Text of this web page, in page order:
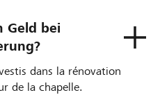
Geld bei
dans la rénovation
de la chapelle.